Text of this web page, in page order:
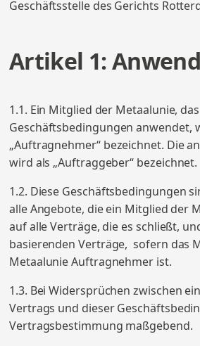
Geschäftsstelle des Gerichts
Artikel 1:
1.1. Ein Mitglied der Metaalunie,
Geschäftsbedingungen anwendet,
„Auftragnehmer“ bezeichnet. Die
wird als „Auftraggeber“ bezeichnet.
1.2. Diese Geschäftsbedingungen
alle Angebote, die ein Mitglied der
auf alle Verträge, die es schließt,
basierenden Verträge, sofern das
Metaalunie Auftragnehmer ist.
1.3. Bei Widersprüchen zwischen
Vertrags und dieser
Vertragsbestimmung maßgebend.
ÜBERSICHT
ÜBERSICHT
ÜBERSICHT
SELBSTBAUSÄTZE
ÜBERSICHT
ANGEBOT